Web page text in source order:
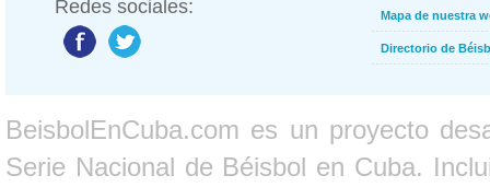
Redes sociales: Mapa de nuestra
Directorio de
BeisbolEnCuba.com es un proyecto
Serie Nacional de Béisbol en Cuba.